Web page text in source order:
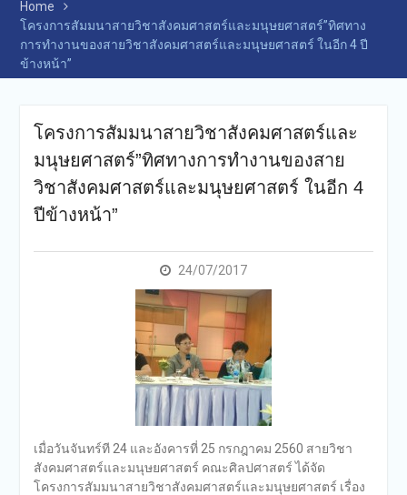
Home
โครงการสัมมนาสายวิชาสังคมศาสตร์และมนุษยศาสตร์”ทิศทาง
การทำงานของสายวิชาสังคมศาสตร์และมนุษยศาสตร์ ในอีก 4 ปี
ข้างหน้า”
โครงการสัมมนาสายวิชาสังคมศาสตร์และ
มนุษยศาสตร์”ทิศทางการทำงานของสาย
วิชาสังคมศาสตร์และมนุษยศาสตร์ ในอีก 4
ปีข้างหน้า”
24/07/2017
เมื่อวันจันทร์ที 24 และอังคารที่ 25 กรกฎาคม 2560 สายวิชา
สังคมศาสตร์และมนุษยศาสตร์ คณะศิลปศาสตร์ ได้จัด
โครงการสัมมนาสายวิชาสังคมศาสตร์และมนุษยศาสตร์ เรื่อง